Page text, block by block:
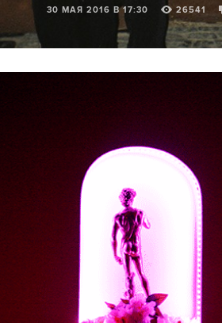
30 МАЯ 2016 В 17:30 26541